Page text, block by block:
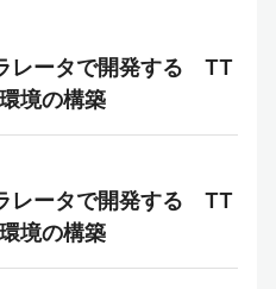
レータで開発する TT
境の構築
レータで開発する TT
境の構築